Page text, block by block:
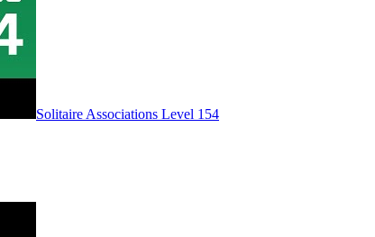
Level 154